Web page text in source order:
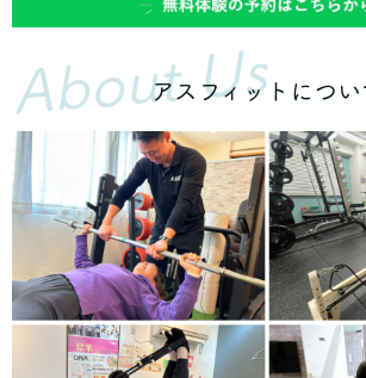
About Us
アスフィットについ